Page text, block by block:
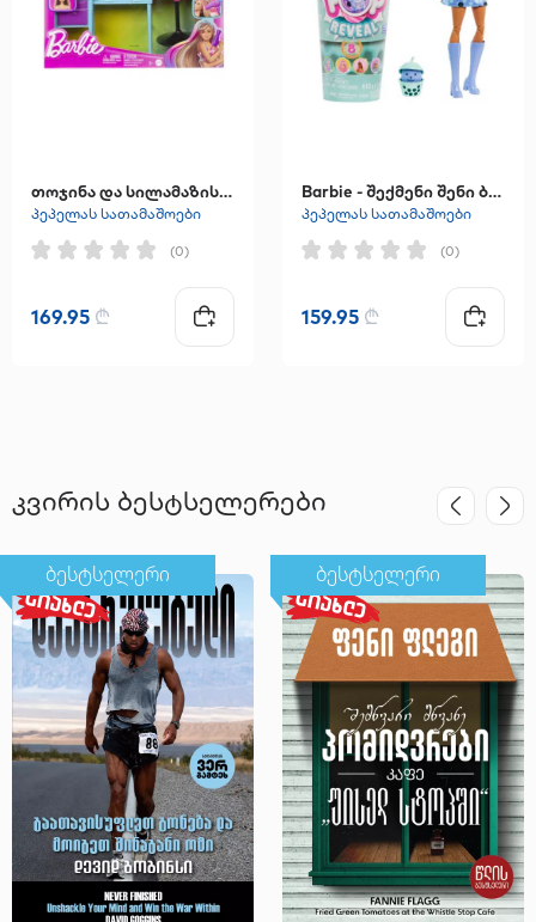
თოჯინა და სილამაზის სალონის სათამაშო ნაკრები აქსესუარებით
პეპელას სათამაშოები
(0)
169.95 ₾
Barbie - შექმენი შენი ბარბი "Juicy Bubble Tea"
პეპელას სათამაშოები
(0)
159.95 ₾
კვირის ბესტსელერები
ბესტსელერი ბესტსელერი